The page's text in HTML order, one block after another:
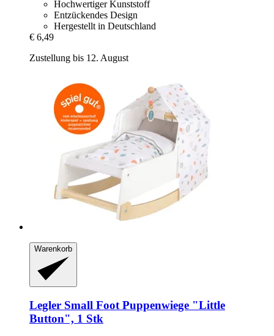
Hochwertiger Kunststoff
Entzückendes Design
Hergestellt in Deutschland
€ 6,49
Zustellung bis 12. August
Warenkorb
Legler Small Foot Puppenwiege "Little
Button", 1 Stk